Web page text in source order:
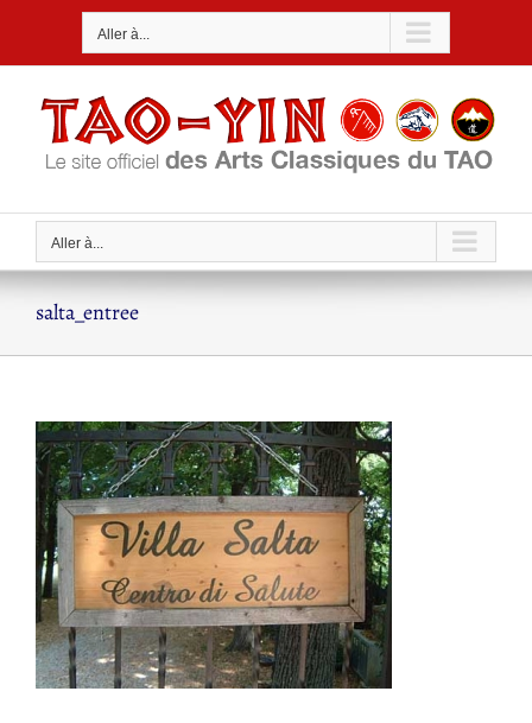
Aller à...
Aller à...
salta_entree